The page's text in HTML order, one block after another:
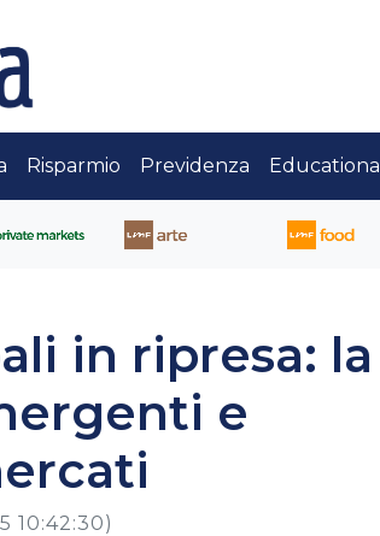
Risparmio Previdenza Educational
in ripresa: la
e
10:42:30)